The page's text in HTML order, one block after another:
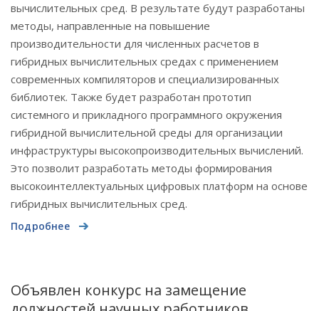
вычислительных сред. В результате будут разработаны
методы, направленные на повышение
производительности для численных расчетов в
гибридных вычислительных средах с применением
современных компиляторов и специализированных
библиотек. Также будет разработан прототип
системного и прикладного программного окружения
гибридной вычислительной среды для организации
инфраструктуры высокопроизводительных вычислений.
Это позволит разработать методы формирования
высокоинтеллектуальных цифровых платформ на основе
гибридных вычислительных сред.
Подробнее
Объявлен конкурс на замещение